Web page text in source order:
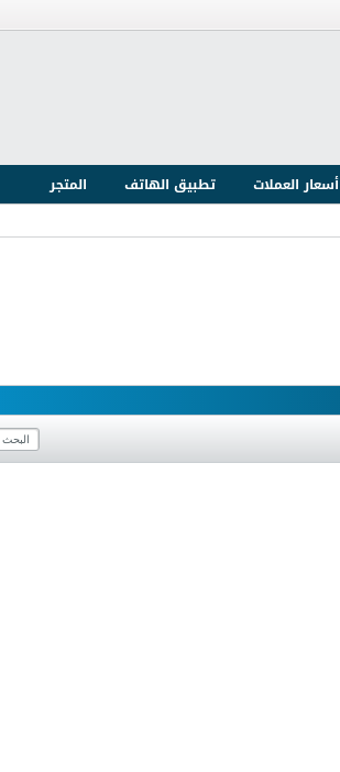
أسعار العملات تطبيق الهاتف
المتجر